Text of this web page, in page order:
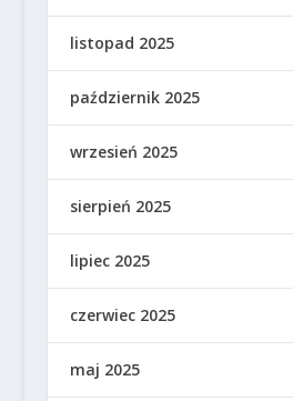
listopad 2025
październik 2025
wrzesień 2025
sierpień 2025
lipiec 2025
czerwiec 2025
maj 2025